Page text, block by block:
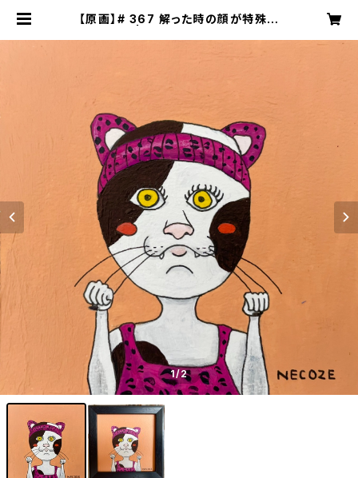
【原画】# 367 解った時の顔が特殊な
1/2